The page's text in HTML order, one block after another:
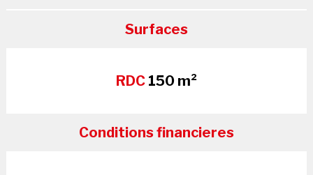
Surfaces
RDC 150 m²
Conditions financieres